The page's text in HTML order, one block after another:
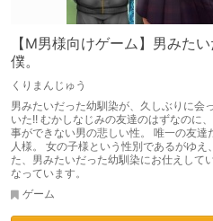
【M男様向けゲーム】男みた
僕。
くりまんじゅう
男みたいだった幼馴染が、久しぶりに会
いた!! むかしなじみの友達のはずなのに
事ができない男の悲しい性。 唯一の友
人様。 女の子様という性別であるがゆ
た、男みたいだった幼馴染にお仕えして
なっています。
ゲーム